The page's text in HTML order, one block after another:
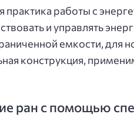
практика работы с
и управлять
емкости, для
конструкция,
ран с помощью